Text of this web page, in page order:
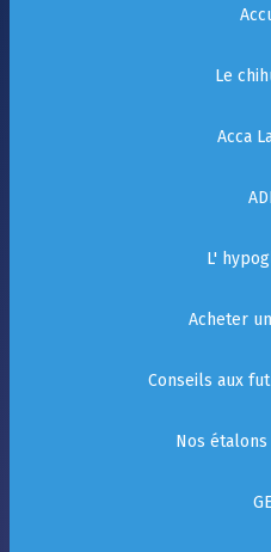
Le
Acca
L'
Acheter
Conseils aux
Nos